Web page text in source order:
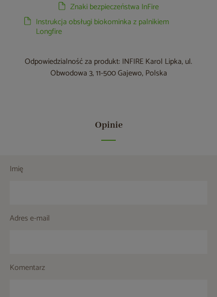
Znaki bezpieczeństwa InFire
Instrukcja obsługi biokominka z palnikiem
Longfire
Odpowiedzialność za produkt: INFIRE Karol Lipka, ul.
Obwodowa 3, 11-500 Gajewo, Polska
Opinie
Imię
Adres e-mail
Komentarz